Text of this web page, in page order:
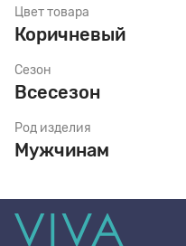
Цвет товара
Коричневый
Сезон
Всесезон
Род изделия
Мужчинам